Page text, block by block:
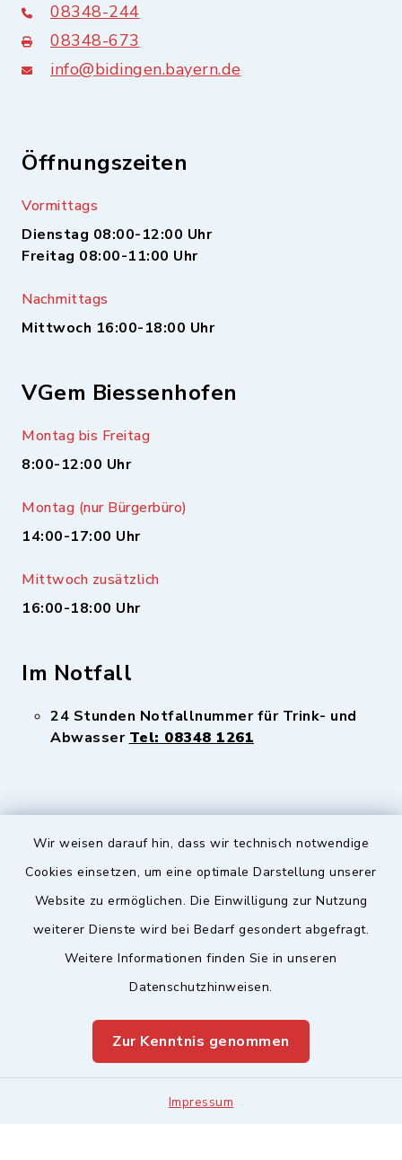
Wir weisen darauf hin, dass wir technisch notwendige
Cookies einsetzen, um eine optimale Darstellung unserer
Website zu ermöglichen. Die Einwilligung zur Nutzung
weiterer Dienste wird bei Bedarf gesondert abgefragt.
Weitere Informationen finden Sie in unseren
Datenschutzhinweisen.
Zur Kenntnis genommen
Impressum
08348-244
08348-673
info@bidingen.bayern.de
Öffnungszeiten
Vormittags
Dienstag 08:00-12:00 Uhr
Freitag 08:00-11:00 Uhr
Nachmittags
Mittwoch 16:00-18:00 Uhr
VGem Biessenhofen
Montag bis Freitag
8:00-12:00 Uhr
Montag (nur Bürgerbüro)
14:00-17:00 Uhr
Mittwoch zusätzlich
16:00-18:00 Uhr
Im Notfall
24 Stunden Notfallnummer für Trink- und
Abwasser Tel: 08348 1261
Sicherer Kontakt
Datenschutz
Sitemap
Leitweg-ID & Rechnungsadressen